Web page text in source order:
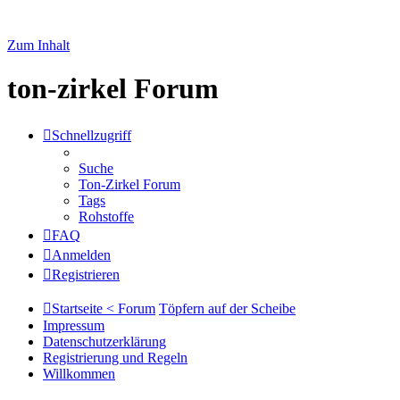
Zum Inhalt
ton-zirkel Forum
Schnellzugriff
Suche
Ton-Zirkel Forum
Tags
Rohstoffe
FAQ
Anmelden
Registrieren
Startseite < Forum Töpfern auf der Scheibe
Impressum
Datenschutzerklärung
Registrierung und Regeln
Willkommen